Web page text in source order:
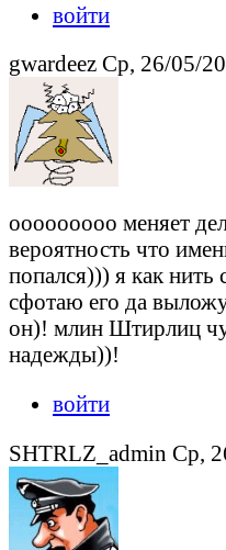
войти
gwardeez Ср, 26/05/
ооооооооо меняет
вероятность что
попался))) я как нить
сфотаю его да
он)! млин Штирлиц
надежды))!
войти
SHTRLZ_admin Ср,